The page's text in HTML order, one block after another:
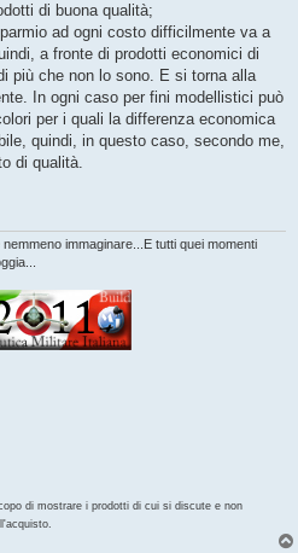
di buona qualità;
ad ogni costo difficilmente va a
a fronte di prodotti economici di
più che non lo sono. E si torna alla
In ogni caso per fini modellistici può
per i quali la differenza economica
quindi, in questo caso, secondo me,
di qualità.
immaginare...E tutti quei momenti
di mostrare i prodotti di cui si discute e non